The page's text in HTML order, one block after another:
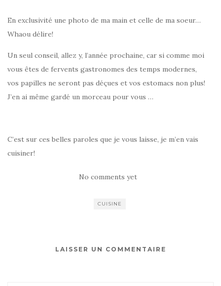
En exclusivité une photo de ma main et celle de ma soeur…
Whaou délire!
Un seul conseil, allez y, l’année prochaine, car si comme moi
vous êtes de fervents gastronomes des temps modernes,
vos papilles ne seront pas déçues et vos estomacs non plus!
J’en ai même gardé un morceau pour vous …
C’est sur ces belles paroles que je vous laisse, je m’en vais
cuisiner!
No comments yet
CUISINE
LAISSER UN COMMENTAIRE